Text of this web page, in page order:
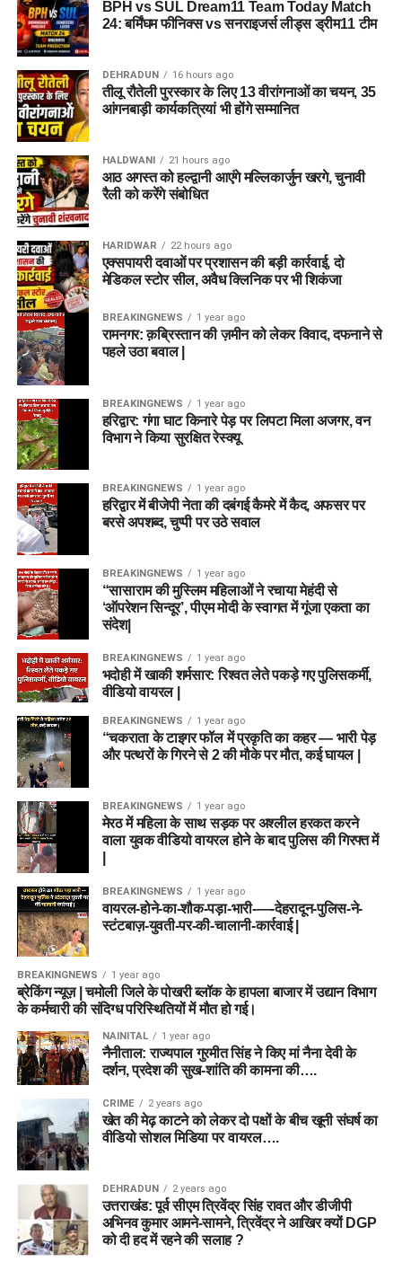
BPH vs SUL Dream11 Team Today Match
24: बर्मिंघम फीनिक्स vs सनराइजर्स लीड्स ड्रीम11 टीम
DEHRADUN 16 hours ago
तीलू रौतेली पुरस्कार के लिए 13 वीरांगनाओं का चयन, 35
आंगनबाड़ी कार्यकत्रियां भी होंगे सम्मानित
HALDWANI 21 hours ago
आठ अगस्त को हल्द्वानी आएंगे मल्लिकार्जुन खरगे, चुनावी
रैली को करेंगे संबोधित
HARIDWAR 22 hours ago
एक्सपायरी दवाओं पर प्रशासन की बड़ी कार्रवाई, दो
मेडिकल स्टोर सील, अवैध क्लिनिक पर भी शिकंजा
BREAKINGNEWS 1 year ago
रामनगर: क़ब्रिस्तान की ज़मीन को लेकर विवाद, दफनाने से
पहले उठा बवाल |
BREAKINGNEWS 1 year ago
हरिद्वार: गंगा घाट किनारे पेड़ पर लिपटा मिला अजगर, वन
विभाग ने किया सुरक्षित रेस्क्यू
BREAKINGNEWS 1 year ago
हरिद्वार में बीजेपी नेता की दबंगई कैमरे में कैद, अफसर पर
बरसे अपशब्द, चुप्पी पर उठे सवाल
BREAKINGNEWS 1 year ago
“सासाराम की मुस्लिम महिलाओं ने रचाया मेहंदी से
‘ऑपरेशन सिन्दूर’, पीएम मोदी के स्वागत में गूंजा एकता का
संदेश|
BREAKINGNEWS 1 year ago
भदोही में खाकी शर्मसार: रिश्वत लेते पकड़े गए पुलिसकर्मी,
वीडियो वायरल |
BREAKINGNEWS 1 year ago
“चकराता के टाइगर फॉल में प्रकृति का कहर — भारी पेड़
और पत्थरों के गिरने से 2 की मौके पर मौत, कई घायल |
BREAKINGNEWS 1 year ago
मेरठ में महिला के साथ सड़क पर अश्लील हरकत करने
वाला युवक वीडियो वायरल होने के बाद पुलिस की गिरफ्त में
BREAKINGNEWS 1 year ago
वायरल-होने-का-शौक-पड़ा-भारी-—-देहरादून-पुलिस-ने-
स्टंटबाज़-युवती-पर-की-चालानी-कार्रवाई |
BREAKINGNEWS 1 year ago
ब्रेकिंग न्यूज़ | चमोली जिले के पोखरी ब्लॉक के हापला बाजार में उद्यान विभाग
के कर्मचारी की संदिग्ध परिस्थितियों में मौत हो गई।
NAINITAL 1 year ago
नैनीताल: राज्यपाल गुरमीत सिंह ने किए मां नैना देवी के
दर्शन, प्रदेश की सुख-शांति की कामना की….
CRIME 2 years ago
खेत की मेढ़ काटने को लेकर दो पक्षों के बीच खूनी संघर्ष का
वीडियो सोशल मिडिया पर वायरल….
DEHRADUN 2 years ago
उत्तराखंड: पूर्व सीएम त्रिवेंद्र सिंह रावत और डीजीपी
अभिनव कुमार आमने-सामने, त्रिवेंद्र ने आखिर क्यों DGP
को दी हद में रहने की सलाह ?